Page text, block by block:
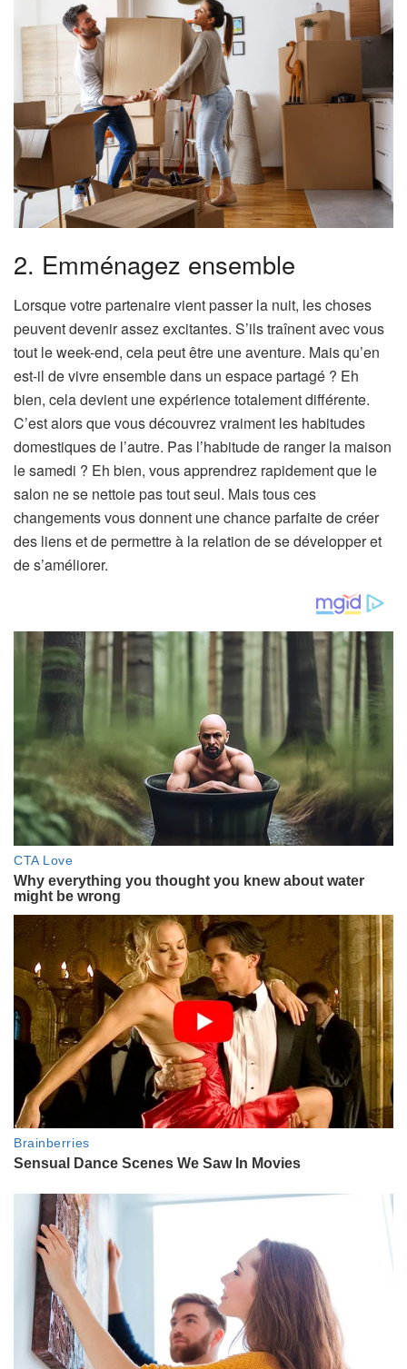
2. Emménagez ensemble
Lorsque votre partenaire vient passer la nuit, les choses
peuvent devenir assez excitantes. S’ils traînent avec vous
tout le week-end, cela peut être une aventure. Mais qu’en
est-il de vivre ensemble dans un espace partagé ? Eh
bien, cela devient une expérience totalement différente.
C’est alors que vous découvrez vraiment les habitudes
domestiques de l’autre. Pas l’habitude de ranger la maison
le samedi ? Eh bien, vous apprendrez rapidement que le
salon ne se nettoie pas tout seul. Mais tous ces
changements vous donnent une chance parfaite de créer
des liens et de permettre à la relation de se développer et
de s’améliorer.